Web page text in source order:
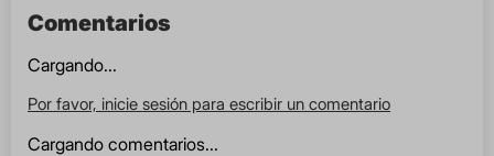
Comentarios
Cargando...
Por favor, inicie sesión para escribir un comentario
Cargando comentarios...